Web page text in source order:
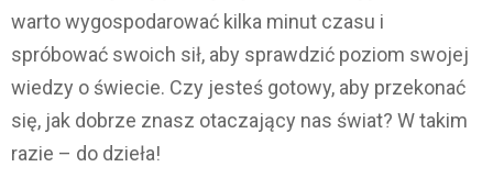
warto wygospodarować kilka minut czasu i
spróbować swoich sił, aby sprawdzić poziom swojej
wiedzy o świecie. Czy jesteś gotowy, aby przekonać
się, jak dobrze znasz otaczający nas świat? W takim
razie – do dzieła!